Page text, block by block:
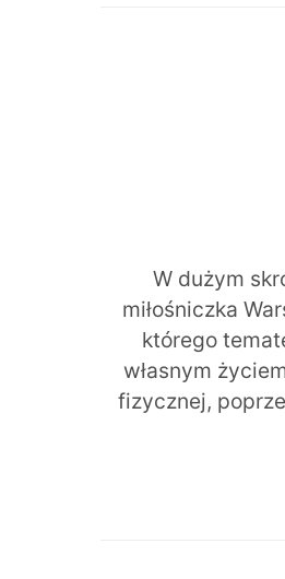
W dużym
miłośniczka
którego
własnym
fizycznej,